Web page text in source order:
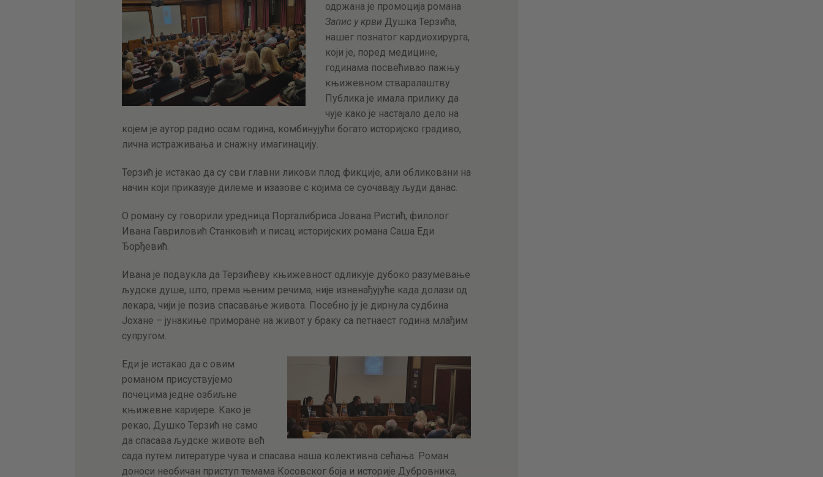
одржана је промоција романа
Запис у крви Душка Терзића,
нашег познатог кардиохирурга,
који је, поред медицине,
годинама посвећивао пажњу
књижевном стваралаштву.
Публика је имала прилику да
чује како је настајало дело на
којем је аутор радио осам година, комбинујући богато историјско градиво,
лична истраживања и снажну имагинацију.
Терзић је истакао да су сви главни ликови плод фикције, али обликовани на
начин који приказује дилеме и изазове с којима се суочавају људи данас.
О роману су говорили уредница Порталибриса Јована Ристић, филолог
Ивана Гавриловић Станковић и писац историјских романа Саша Еди
Ђорђевић.
Ивана је подвукла да Терзићеву књижевност одликује дубоко разумевање
људске душе, што, према њеним речима, није изненађујуће када долази од
лекара, чији је позив спасавање живота. Посебно ју је дирнула судбина
Јохане – јунакиње приморане на живот у браку са петнаест година млађим
супругом.
Еди је истакао да с овим
романом присуствујемо
почецима једне озбиљне
књижевне каријере. Како је
рекао, Душко Терзић не само
да спасава људске животе већ
сада путем литературе чува и спасава наша колективна сећања. Роман
доноси необичан приступ темама Косовског боја и историје Дубровника,